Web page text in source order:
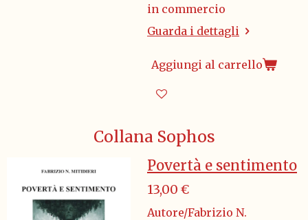
in commercio
Guarda i dettagli
Aggiungi al carrello
Collana Sophos
Povertà e sentimento
13,00 €
Autore/Fabrizio N.